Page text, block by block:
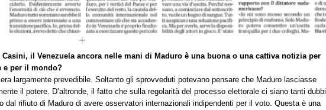
Casini, il Venezuela ancora nelle mani di Maduro è una buona o una cattiva notizia per
e per il mondo?
largamente prevedibile. Soltanto gli sprovveduti potevano pensare che Maduro lasciasse
il potere. D’altronde, il fatto che sulla regolarità del processo elettorale ci siano tanti dubbi
dal rifiuto di Maduro di avere osservatori internazionali indipendenti per il voto. Questa è una